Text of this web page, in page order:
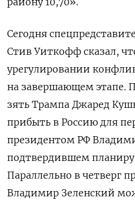
Сегодня
Стив ‍Уиткофф сказал,
урегулировании
на завершающем этапе.
зять ‌Трампа Джаред
прибыть в Россию для
президентом РФ
подтвердившем
Параллельно в четверг
Владимир Зеленский